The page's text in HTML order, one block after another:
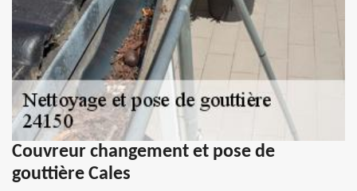
Couvreur changement et pose de
gouttière Cales